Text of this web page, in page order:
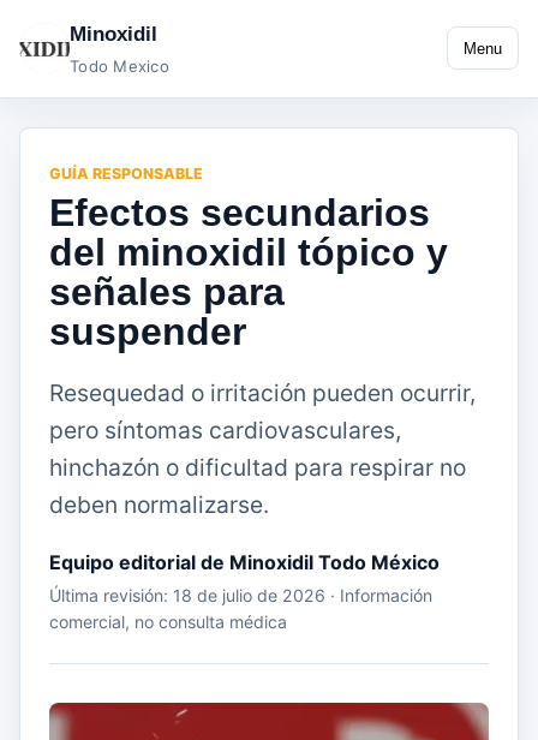
Minoxidil
Todo Mexico
Menu
GUÍA RESPONSABLE
Efectos secundarios
del minoxidil tópico y
señales para
suspender
Resequedad o irritación pueden ocurrir,
pero síntomas cardiovasculares,
hinchazón o dificultad para respirar no
deben normalizarse.
Equipo editorial de Minoxidil Todo México
Última revisión: 18 de julio de 2026 · Información
comercial, no consulta médica